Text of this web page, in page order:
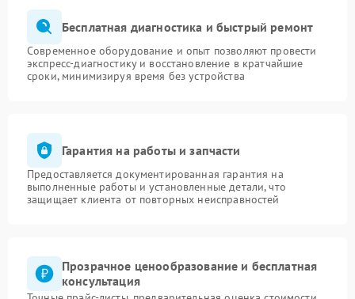
Бесплатная диагностика и быстрый ремонт
Современное оборудование и опыт позволяют провести
экспресс-диагностику и восстановление в кратчайшие
сроки, минимизируя время без устройства
Гарантия на работы и запчасти
Предоставляется документированная гарантия на
выполненные работы и установленные детали, что
защищает клиента от повторных неисправностей
Прозрачное ценообразование и бесплатная
консультация